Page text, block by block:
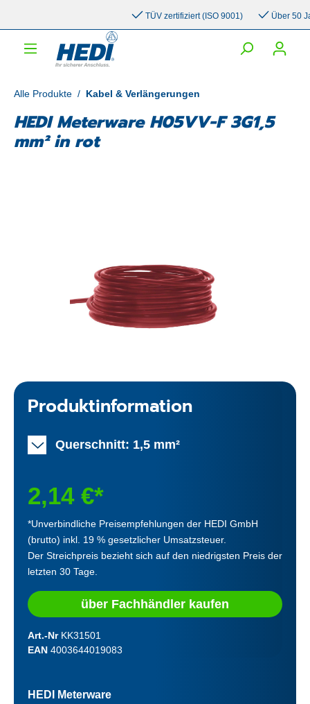
TÜV zertifiziert (ISO 9001) Über 50
Alle Produkte / Kabel & Verlängerungen
HEDI Meterware H05VV-F 3G1,5
mm² in rot
Produktinformation
Querschnitt: 1,5 mm²
2,14 €*
*Unverbindliche Preisempfehlungen der HEDI GmbH
(brutto) inkl. 19 % gesetzlicher Umsatzsteuer.
Der Streichpreis bezieht sich auf den niedrigsten Preis der
letzten 30 Tage.
über Fachhändler kaufen
Art.-Nr KK31501
EAN 4003644019083
HEDI Meterware